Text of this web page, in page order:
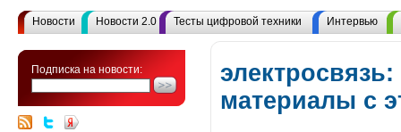
Новости Новости 2.0 Тесты цифровой техники Интервью
Подписка на новости:
электросвязь:
материалы с